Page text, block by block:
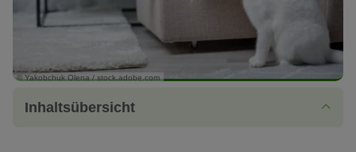
© Yakobchuk Olena / stock.adobe.com
Inhaltsübersicht